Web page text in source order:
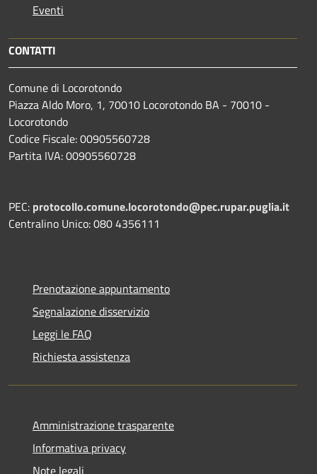
Eventi
CONTATTI
Comune di Locorotondo
Piazza Aldo Moro, 1, 70010 Locorotondo BA - 70010 -
Locorotondo
Codice Fiscale: 00905560728
Partita IVA: 00905560728
PEC: protocollo.comune.locorotondo@pec.rupar.puglia.it
Centralino Unico: 080 4356111
Prenotazione appuntamento
Segnalazione disservizio
Leggi le FAQ
Richiesta assistenza
Amministrazione trasparente
Informativa privacy
Note legali